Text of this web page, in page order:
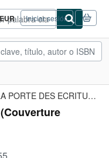
EUR
Preferencias
de
compra
del
Iniciar sesión
LA PORTE DES ECRITURES